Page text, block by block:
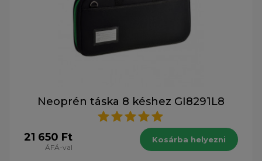
Neoprén táska 8 késhez GI8291L8
21 650 Ft
ÁFÁ-val
Kosárba helyezni